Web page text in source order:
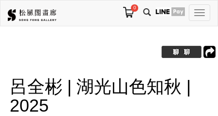
切
換
航
0
呂全彬 | 湖光山色知秋 |
2025